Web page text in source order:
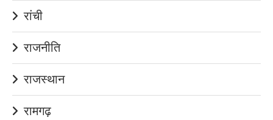
रांची
राजनीति
राजस्थान
रामगढ़